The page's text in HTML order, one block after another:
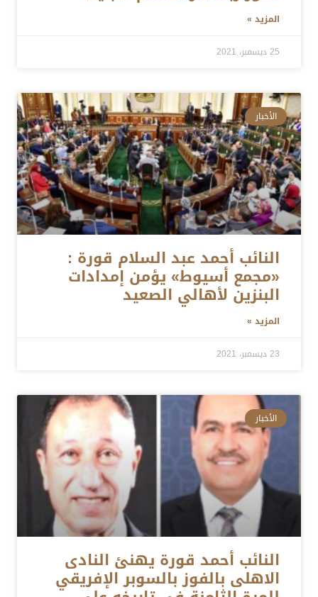
المزيد »
25 ديسمبر، 2021
الأخبار
النائب أحمد عبد السلام قورة :
«مجمع أسيوط» يؤمن إمدادات
البنزين لأهالي الصعيد
المزيد »
23 ديسمبر، 2021
الأخبار
النائب أحمد قورة يهنئ النادى
الاهلى بالفوز بالسوبر الإفريقي